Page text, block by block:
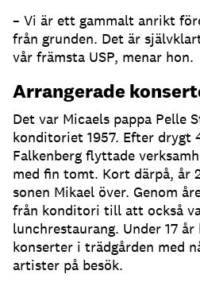
– Vi är ett gammalt anrikt
från grunden. Det är
vår främsta USP, menar hon.
Arrangerade
Det var Micaels pappa Pelle
konditoriet 1957. Efter drygt
Falkenberg flyttade
med fin tomt. Kort därpå, år
sonen Mikael över. Genom
från konditori till att också
lunchrestaurang. Under 17
konserter i trädgården med
artister på besök.